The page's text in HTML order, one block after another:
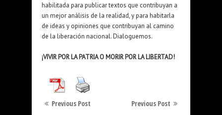
habilitada para publicar textos que contribuyan a
un mejor análisis de la realidad, y para habitarla
de ideas y opiniones que contribuyan al camino
de la liberación nacional. Dialoguemos.
¡VIVIR POR LA PATRIA O MORIR POR LA LIBERTAD!
Previous Post Previous Post